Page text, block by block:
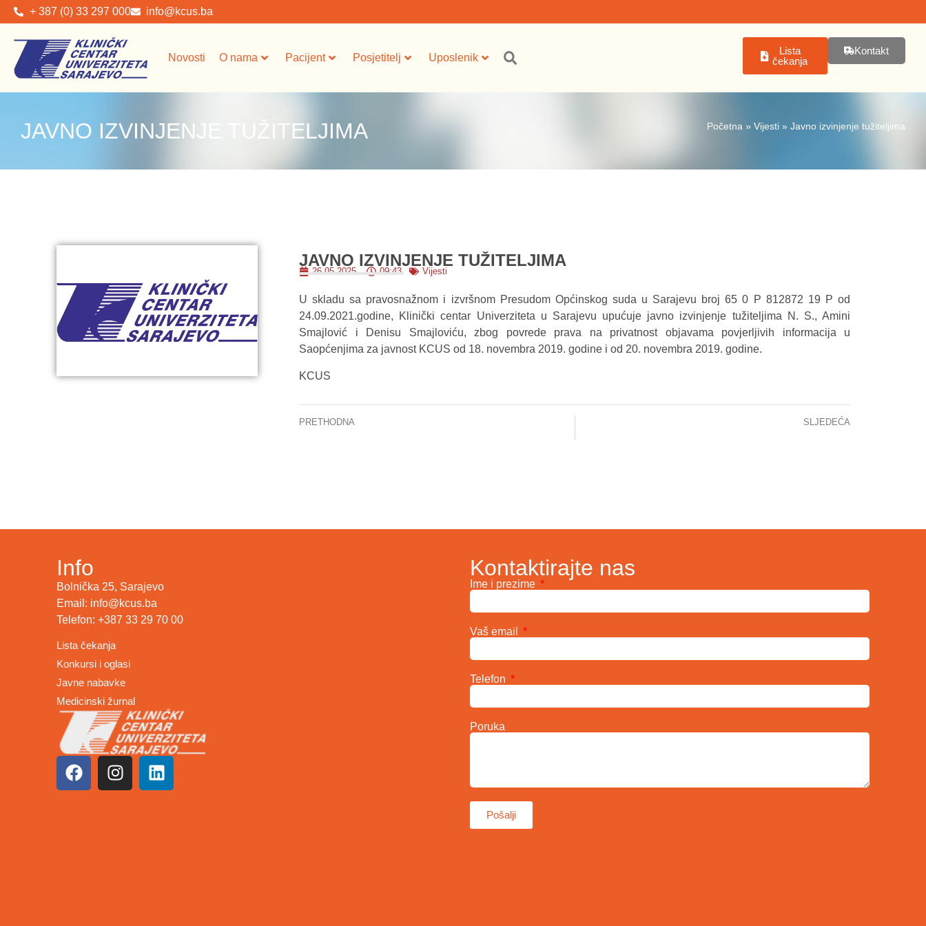
+ 387 (0) 33 297 000 info@kcus.ba
Novosti O nama Pacijent Posjetitelj Uposlenik
Lista
čekanja
Kontakt
JAVNO IZVINJENJE TUŽITELJIMA Početna » Vijesti » Javno izvinjenje tužiteljima
JAVNO IZVINJENJE TUŽITELJIMA
26.05.2025. 09:43 Vijesti
U skladu sa pravosnažnom i izvršnom Presudom Općinskog suda u Sarajevu broj 65 0 P 812872 19 P od
24.09.2021.godine, Klinički centar Univerziteta u Sarajevu upućuje javno izvinjenje tužiteljima N. S., Amini
Smajlović i Denisu Smajloviću, zbog povrede prava na privatnost objavama povjerljivih informacija u
Saopćenjima za javnost KCUS od 18. novembra 2019. godine i od 20. novembra 2019. godine.
KCUS
PRETHODNA SLJEDEĆA
Info
Bolnička 25, Sarajevo
Email: info@kcus.ba
Telefon: +387 33 29 70 00
Lista čekanja
Konkursi i oglasi
Javne nabavke
Medicinski žurnal
Kontaktirajte nas
Ime i prezime
Vaš email
Telefon
Poruka
Pošalji